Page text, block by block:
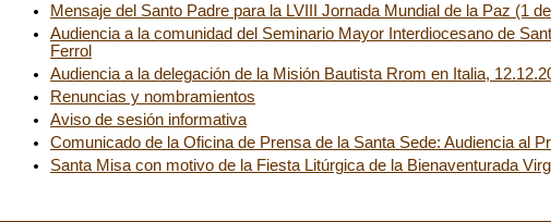
Mensaje del Santo Padre para la LVIII Jornada Mundial de la Paz (1
Audiencia a la comunidad del Seminario Mayor Interdiocesano de
Ferrol
Audiencia a la delegación de la Misión Bautista Rrom en Italia,
Renuncias y nombramientos
Aviso de sesión informativa
Comunicado de la Oficina de Prensa de la Santa Sede: Audiencia al
Santa Misa con motivo de la Fiesta Litúrgica de la Bienaventurada